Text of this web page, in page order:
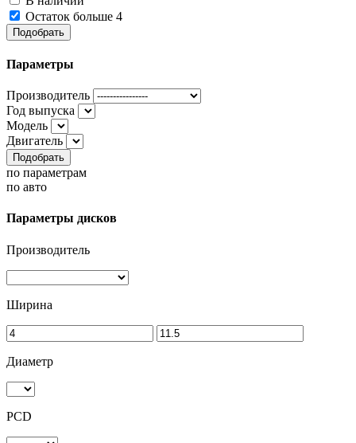
Остаток больше 4
Подобрать
Параметры
Производитель
Год выпуска
Модель
Двигатель
Подобрать
по параметрам
по авто
Параметры дисков
Производитель
Ширина
Диаметр
PCD